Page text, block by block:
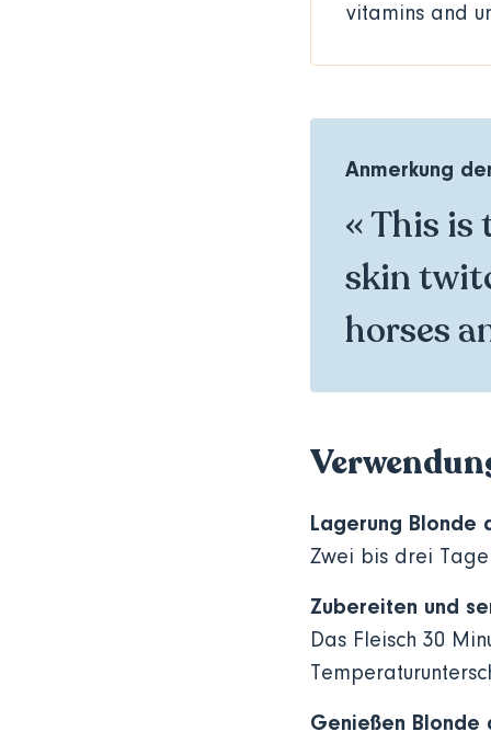
vitamins and
Anmerkung
« This is
skin
horses
Lagerung Blonde
Zwei bis drei
Zubereiten und
Das Fleisch 30
Genießen Blonde